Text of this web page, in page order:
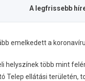
A legfrissebb
emelkedett a
helyszínek több mint
Telep ellátási területén,